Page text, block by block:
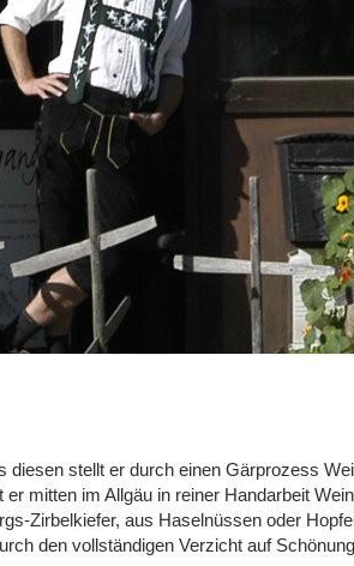
stellt er durch einen Gärprozess
mitten im Allgäu in reiner Handarbeit
Zirbelkiefer, aus Haselnüssen oder
den vollständigen Verzicht auf